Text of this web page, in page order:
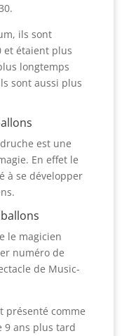
ils sont
et étaient plus
longtemps
sont aussi plus
est une
En effet le
à se développer
le magicien
numéro de
de Music-
présenté comme
9 ans plus tard